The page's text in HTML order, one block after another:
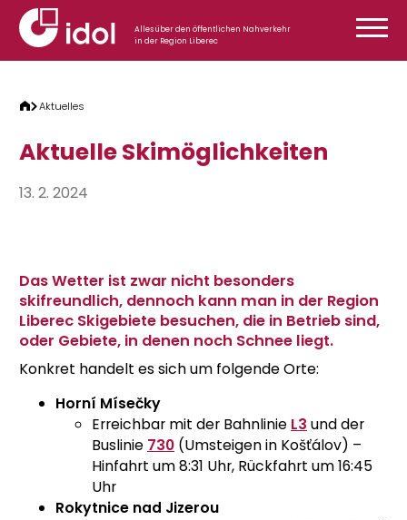
Zum Inhalt springen
Alles über den öffentlichen Nahverkehr
in der Region Liberec
Aktuelles
Aktuelle Skimöglichkeiten
13. 2. 2024
Das Wetter ist zwar nicht besonders
skifreundlich, dennoch kann man in der Region
Liberec Skigebiete besuchen, die in Betrieb sind,
oder Gebiete, in denen noch Schnee liegt.
Konkret handelt es sich um folgende Orte:
Horní Mísečky
Erreichbar mit der Bahnlinie L3 und der
Buslinie 730 (Umsteigen in Košťálov) –
Hinfahrt um 8:31 Uhr, Rückfahrt um 16:45
Uhr
Rokytnice nad Jizerou